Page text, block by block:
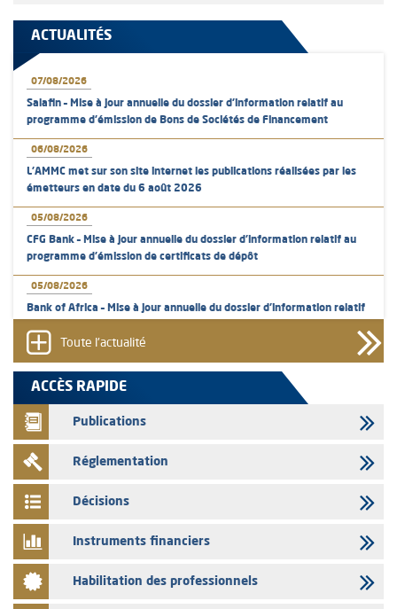
ACTUALITÉS
07/08/2026
Salafin – Mise à jour annuelle du dossier d’information relatif au
programme d'émission de Bons de Sociétés de Financement
06/08/2026
L’AMMC met sur son site internet les publications réalisées par les
émetteurs en date du 6 août 2026
05/08/2026
CFG Bank – Mise à jour annuelle du dossier d’information relatif au
programme d'émission de certificats de dépôt
05/08/2026
Bank of Africa – Mise à jour annuelle du dossier d’information relatif
05/08/2026
L’AMMC met sur son site internet les publications réalisées par les
émetteurs en date du 5 août 2026
04/08/2026
L’AMMC met sur son site internet les publications réalisées par les
émetteurs en date du 4 août 2026
Saham Bank – Mise à jour annuelle du dossier d’information relatif au
03/08/2026
L’AMMC met sur son site internet les publications réalisées par les
émetteurs en date du 3 août 2026
Toute l'actualité
ACCÈS RAPIDE
Publications
Réglementation
Décisions
Instruments financiers
Habilitation des professionnels